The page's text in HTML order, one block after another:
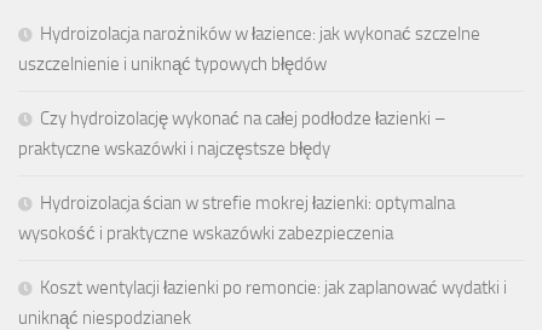
Hydroizolacja narożników w łazience: jak wykonać szczelne
uszczelnienie i uniknąć typowych błędów
Czy hydroizolację wykonać na całej podłodze łazienki –
praktyczne wskazówki i najczęstsze błędy
Hydroizolacja ścian w strefie mokrej łazienki: optymalna
wysokość i praktyczne wskazówki zabezpieczenia
Koszt wentylacji łazienki po remoncie: jak zaplanować wydatki i
uniknąć niespodzianek